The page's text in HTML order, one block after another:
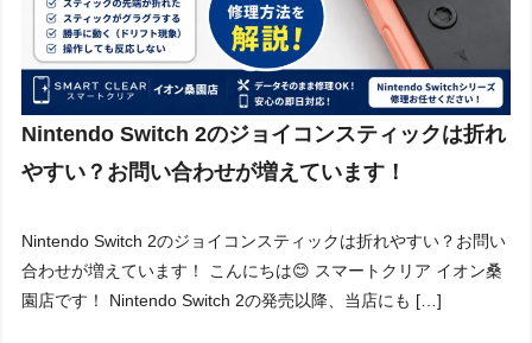
Nintendo Switch 2のジョイコンスティックは折れ
やすい？お問い合わせが増えています！
Nintendo Switch 2のジョイコンスティックは折れやすい？お問い
合わせが増えています！ こんにちは😊 スマートクリア イオン桑
園店です！ Nintendo Switch 2の発売以降、当店にも […]